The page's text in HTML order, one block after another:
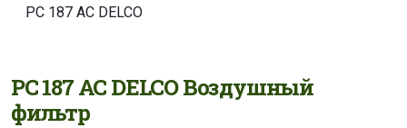
PC 187 AC DELCO
PC 187 AC DELCO Воздушный
фильтр